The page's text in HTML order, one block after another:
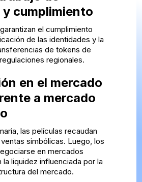
y cumplimiento
el cumplimiento
de las identidades y la
de tokens de
regionales.
en el mercado
a mercado
las películas recaudan
simbólicas. Luego, los
en mercados
liquidez influenciada por la
del mercado.